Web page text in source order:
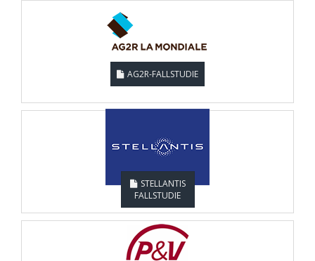
AG2R-FALLSTUDIE
STELLANTIS
FALLSTUDIE